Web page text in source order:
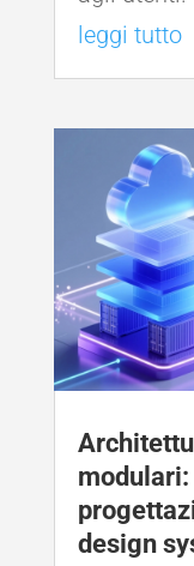
leggi tutto
design